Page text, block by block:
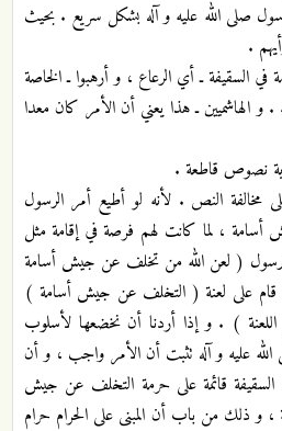
صلى الله عليه و آله بشكل سريع . بحيث
.
السقيفة ـ أي الرعاع ، و أرهبوا ـ الخاصة
الهاشميين ـ هذا يعني أن الأمر كان معدا
نصوص قاطعة .
مخالفة النص . لأنه لو أطيع أمر الرسول
أسامة ، لما كانت لهم فرصة في إقامة مثل
( لعن الله من تخلف عن جيش أسامة
قام على لعنة ( التخلف عن جيش أسامة )
) . و إذا أردنا أن نخضعها لأسلوب
عليه و آله تثبت أن الأمر واجب ، و أن
قائمة على حرمة التخلف عن جيش
و ذلك من باب أن المبنى على الحرام حرام